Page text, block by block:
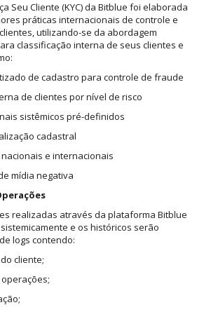
Seu Cliente (KYC) da Bitblue foi elaborada
práticas internacionais de controle e
utilizando-se da abordagem
classificação interna de seus clientes e
de cadastro para controle de fraude
de clientes por nível de risco
sistêmicos pré-definidos
cadastral
e internacionais
mídia negativa
realizadas através da plataforma Bitblue
e os históricos serão
logs contendo:
cliente;